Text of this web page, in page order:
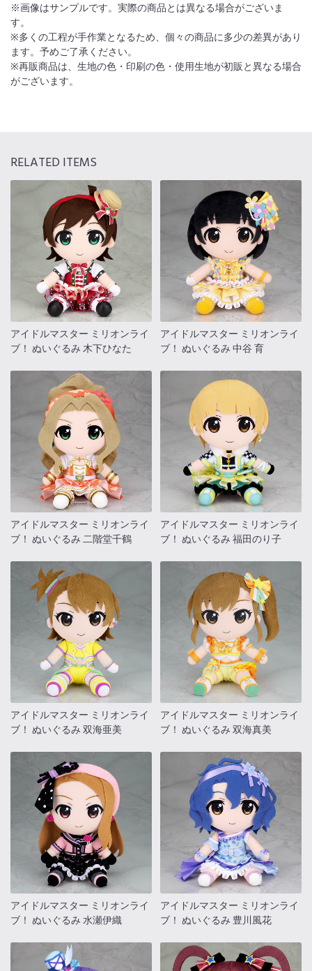
※画像はサンプルです。実際の商品とは異なる場合がございま
す。
※多くの工程が手作業となるため、個々の商品に多少の差異があり
ます。予めご了承ください。
※再販商品は、生地の色・印刷の色・使用生地が初販と異なる場合
がございます。
RELATED ITEMS
アイドルマスター ミリオンライ
ブ！ ぬいぐるみ 木下ひなた
アイドルマスター ミリオンライ
ブ！ ぬいぐるみ 中谷 育
アイドルマスター ミリオンライ
ブ！ ぬいぐるみ 二階堂千鶴
アイドルマスター ミリオンライ
ブ！ ぬいぐるみ 福田のり子
アイドルマスター ミリオンライ
ブ！ ぬいぐるみ 双海亜美
アイドルマスター ミリオンライ
ブ！ ぬいぐるみ 双海真美
アイドルマスター ミリオンライ
ブ！ ぬいぐるみ 水瀬伊織
アイドルマスター ミリオンライ
ブ！ ぬいぐるみ 豊川風花